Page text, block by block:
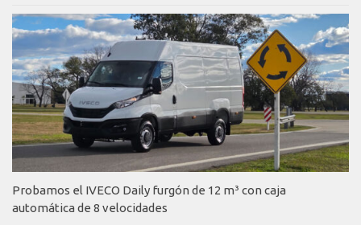
Probamos el IVECO Daily furgón de 12 m³ con caja
automática de 8 velocidades